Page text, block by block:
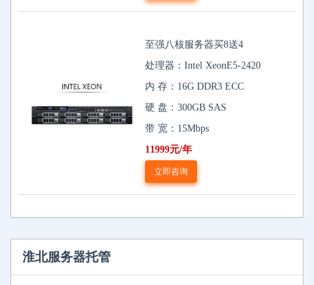
至强八核服务器买8送4
处理器：Intel XeonE5-2420
内 存：16G DDR3 ECC
硬 盘：300GB SAS
带 宽：15Mbps
11999元/年
立即咨询
淮北服务器托管